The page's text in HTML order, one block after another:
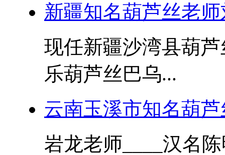
新疆知名葫芦丝老
现任新疆沙湾县葫
乐葫芦丝巴乌...
云南玉溪市知名葫
岩龙老师____汉名